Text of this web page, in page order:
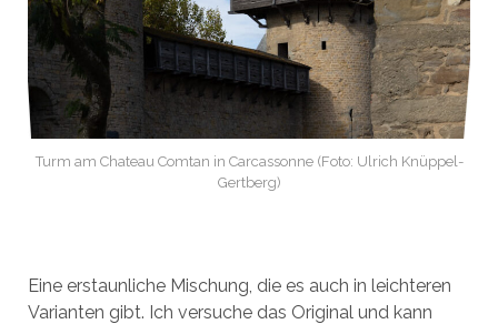
Turm am Chateau Comtan in Carcassonne (Foto: Ulrich Knüppel-
Gertberg)
Eine erstaunliche Mischung, die es auch in leichteren
Varianten gibt. Ich versuche das Original und kann